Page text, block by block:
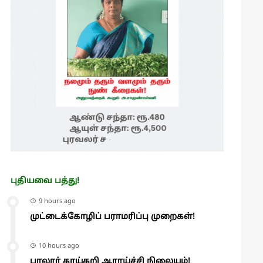
புதியவை பத்து!
9 hours ago
முட்டைக்கோழிப் பராமரிப்பு முறைகள்!
10 hours ago